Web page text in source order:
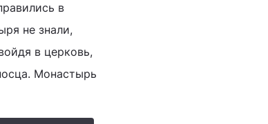
в
не знали,
в церковь,
Монастырь